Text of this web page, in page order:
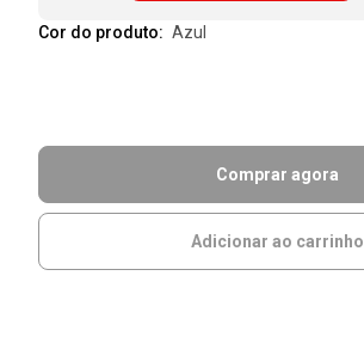
Cor do produto: azul
Comprar agora
Adicionar ao carrinho